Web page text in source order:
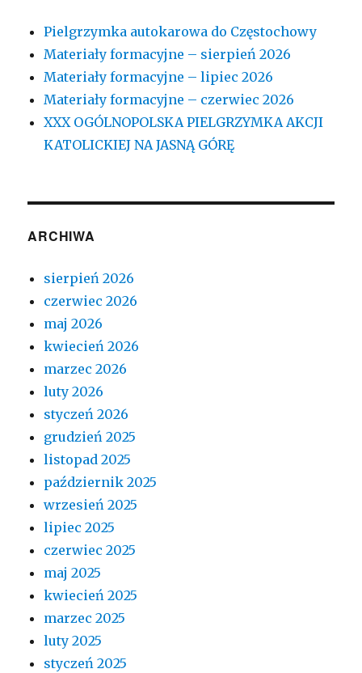
Pielgrzymka autokarowa do Częstochowy
Materiały formacyjne – sierpień 2026
Materiały formacyjne – lipiec 2026
Materiały formacyjne – czerwiec 2026
XXX OGÓLNOPOLSKA PIELGRZYMKA AKCJI
KATOLICKIEJ NA JASNĄ GÓRĘ
ARCHIWA
sierpień 2026
czerwiec 2026
maj 2026
kwiecień 2026
marzec 2026
luty 2026
styczeń 2026
grudzień 2025
listopad 2025
październik 2025
wrzesień 2025
lipiec 2025
czerwiec 2025
maj 2025
kwiecień 2025
marzec 2025
luty 2025
styczeń 2025